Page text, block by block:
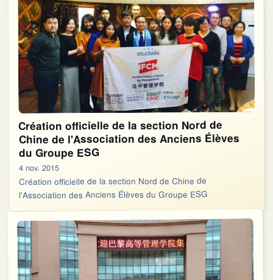
Création officielle de la section Nord de
Chine de l'Association des Anciens Élèves
du Groupe ESG
4 nov. 2015
Création officielle de la section Nord de Chine de
l'Association des Anciens Élèves du Groupe ESG